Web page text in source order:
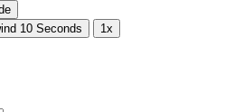
10 Seconds
1x